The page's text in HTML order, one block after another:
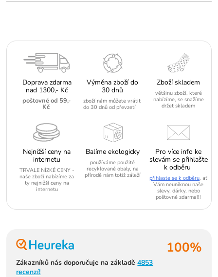
Doprava zdarma
nad 1300,- Kč
poštovné od 59,-
Kč
Výměna zboží do
30 dnů
zboží nám můžete vrátit
do 30 dnů od převzetí
Zboží skladem
většinu zboží, které
nabízíme, se snažíme
držet skladem
Nejnižší ceny na
internetu
TRVALE NÍZKÉ CENY -
naše zboží nabízíme za
ty nejnižší ceny na
internetu
Balíme ekologicky
používáme použité
recyklované obaly, na
přírodě nám totiž záleží
Pro více info ke
slevám se přihlašte
k odběru
přihlaste se k odběru, ať
Vám neuniknou naše
slevy, dárky, nebo
poštovné zdarma!!!
100%
Zákazníků nás doporučuje na základě4853
recenzí!